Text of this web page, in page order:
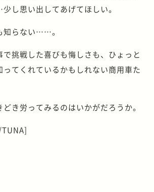
し思い出してあげてほしい。
知らない……。
で挑戦した喜びも悔しさも、ひょっと
ってくれているかもしれない商用車た
き労ってみるのはいかがだろうか。